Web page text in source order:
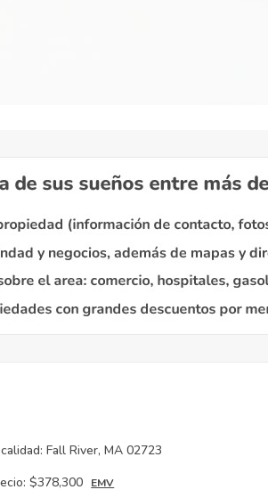
Fall River, MA 02723
$378,300 EMV